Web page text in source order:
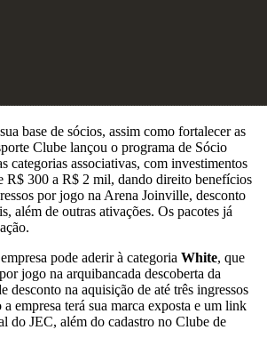
base de sócios, assim como fortalecer as
Clube lançou o programa de Sócio
categorias associativas, com investimentos
R$ 300 a R$ 2 mil, dando direito benefícios
por jogo na Arena Joinville, desconto
além de outras ativações. Os pacotes já
pode aderir à categoria White, que
jogo na arquibancada descoberta da
desconto na aquisição de até três ingressos
empresa terá sua marca exposta e um link
do JEC, além do cadastro no Clube de